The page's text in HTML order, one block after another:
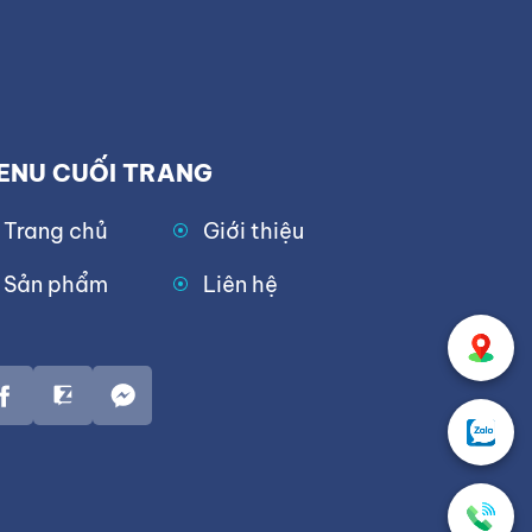
CUỐI TRANG
Trang chủ
Giới thiệu
Sản phẩm
Liên hệ